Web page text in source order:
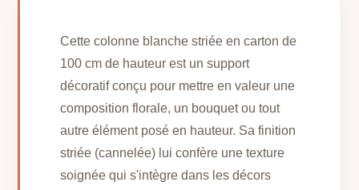
Cette colonne blanche striée en carton de
100 cm de hauteur est un support
décoratif conçu pour mettre en valeur une
composition florale, un bouquet ou tout
autre élément posé en hauteur. Sa finition
striée (cannelée) lui confère une texture
soignée qui s'intègre dans les décors